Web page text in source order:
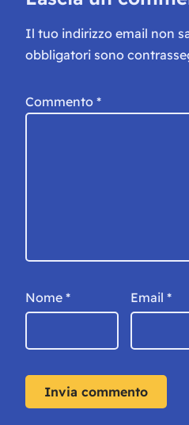
Il tuo indirizzo email non
obbligatori sono
Commento *
Nome * Email *